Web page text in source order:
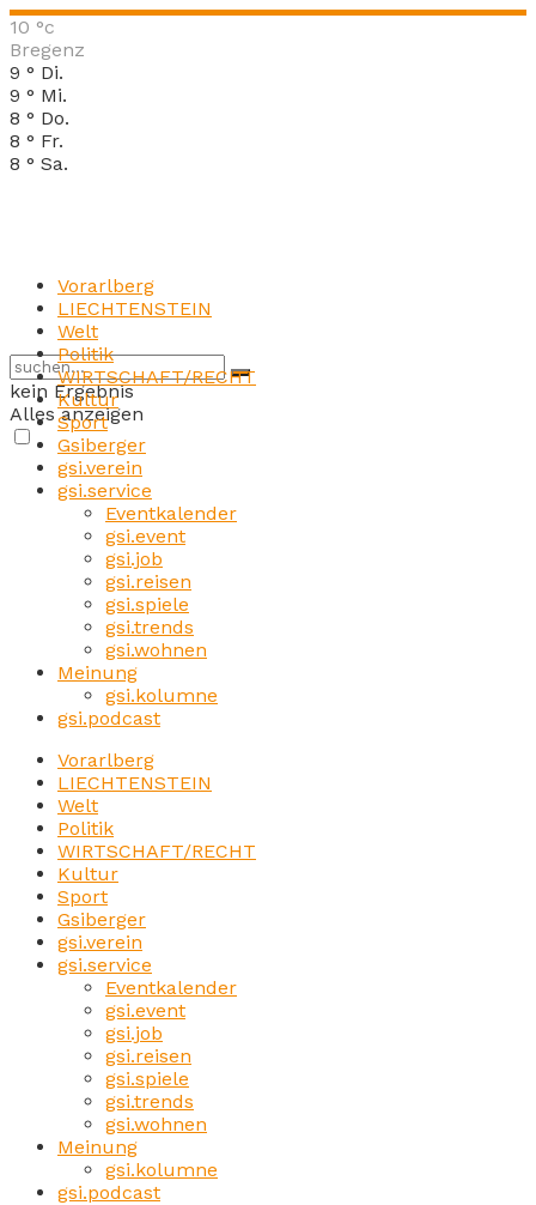
10 °c
Bregenz
9 ° Di.
9 ° Mi.
8 ° Do.
8 ° Fr.
8 ° Sa.
kein Ergebnis
Alles anzeigen
Vorarlberg
LIECHTENSTEIN
Welt
Politik
WIRTSCHAFT/RECHT
Kultur
Sport
Gsiberger
gsi.verein
gsi.service
Eventkalender
gsi.event
gsi.job
gsi.reisen
gsi.spiele
gsi.trends
gsi.wohnen
Meinung
gsi.kolumne
gsi.podcast
Vorarlberg
LIECHTENSTEIN
Welt
Politik
WIRTSCHAFT/RECHT
Kultur
Sport
Gsiberger
gsi.verein
gsi.service
Eventkalender
gsi.event
gsi.job
gsi.reisen
gsi.spiele
gsi.trends
gsi.wohnen
Meinung
gsi.kolumne
gsi.podcast